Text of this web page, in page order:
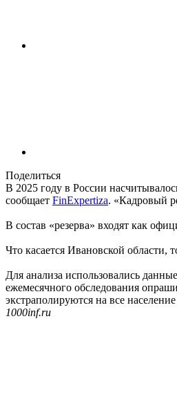
Поделиться
В 2025 году в России
сообщает FinExpertiza. «Кадровый
В состав «резерва» входят как
Что касается Ивановской области,
Для анализа использовались
ежемесячного обследования
экстраполируются на все
1000inf.ru